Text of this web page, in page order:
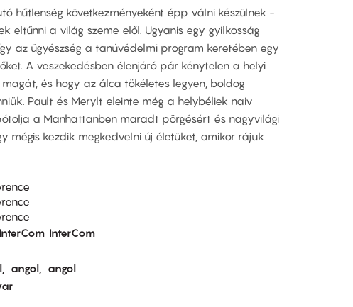
hűtlenség következményeként épp válni készülnek -
eltűnni a világ szeme elől. Ugyanis egy gyilkosság
az ügyészség a tanúvédelmi program keretében egy
A veszekedésben élenjáró pár kénytelen a helyi
és hogy az álca tökéletes legyen, boldog
Pault és Merylt eleinte még a helybéliek naiv
a Manhattanben maradt pörgésért és nagyvilági
mégis kezdik megkedvelni új életüket, amikor rájuk
InterCom InterCom
angol
angol